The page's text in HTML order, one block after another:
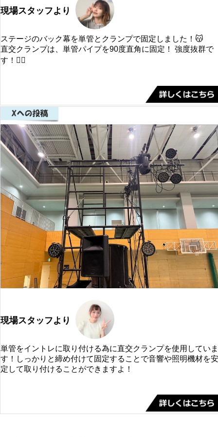
現場スタッフより
ステージのバック幕を単管とクランプで固定しました！😽
直交クランプは、単管パイプを90度直角に固定！ 強度抜群で
す！👍🏻
現場スタッフより
単管をイントレに取り付ける為に直交クランプを使用していま
す！しっかりと締め付けて固定することで音響や照明機材を安
定して取り付けることができますよ！